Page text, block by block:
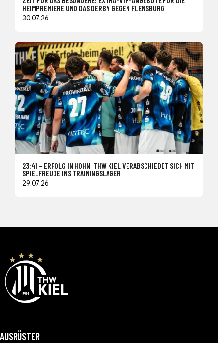
HEIMPREMIERE UND DAS DERBY GEGEN FLENSBURG
30.07.26
23:41 – ERFOLG IN HOHN: THW KIEL VERABSCHIEDET SICH MIT
SPIELFREUDE INS TRAININGSLAGER
29.07.26
AUSRÜSTER